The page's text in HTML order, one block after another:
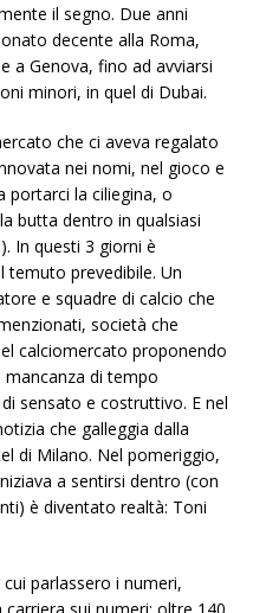
il segno. Due anni
decente alla Roma,
a Genova, fino ad avviarsi
minori, in quel di Dubai.
che ci aveva regalato
nei nomi, nel gioco e
portarci la ciliegina, o
butta dentro in qualsiasi
In questi 3 giorni è
temuto prevedibile. Un
e squadre di calcio che
società che
calciomercato proponendo
mancanza di tempo
sensato e costruttivo. E nel
che galleggia dalla
di Milano. Nel pomeriggio,
a sentirsi dentro (con
è diventato realtà: Toni
parlassero i numeri,